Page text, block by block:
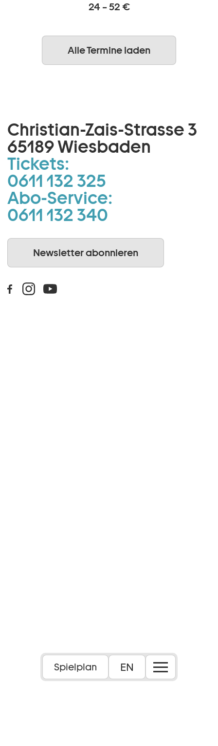
Spielplan EN
24 – 52 €
Alle Termine laden
Christian-Zais-Strasse 3
65189 Wiesbaden
Tickets:
0611 132 325
Abo-Service:
0611 132 340
Newsletter abonnieren